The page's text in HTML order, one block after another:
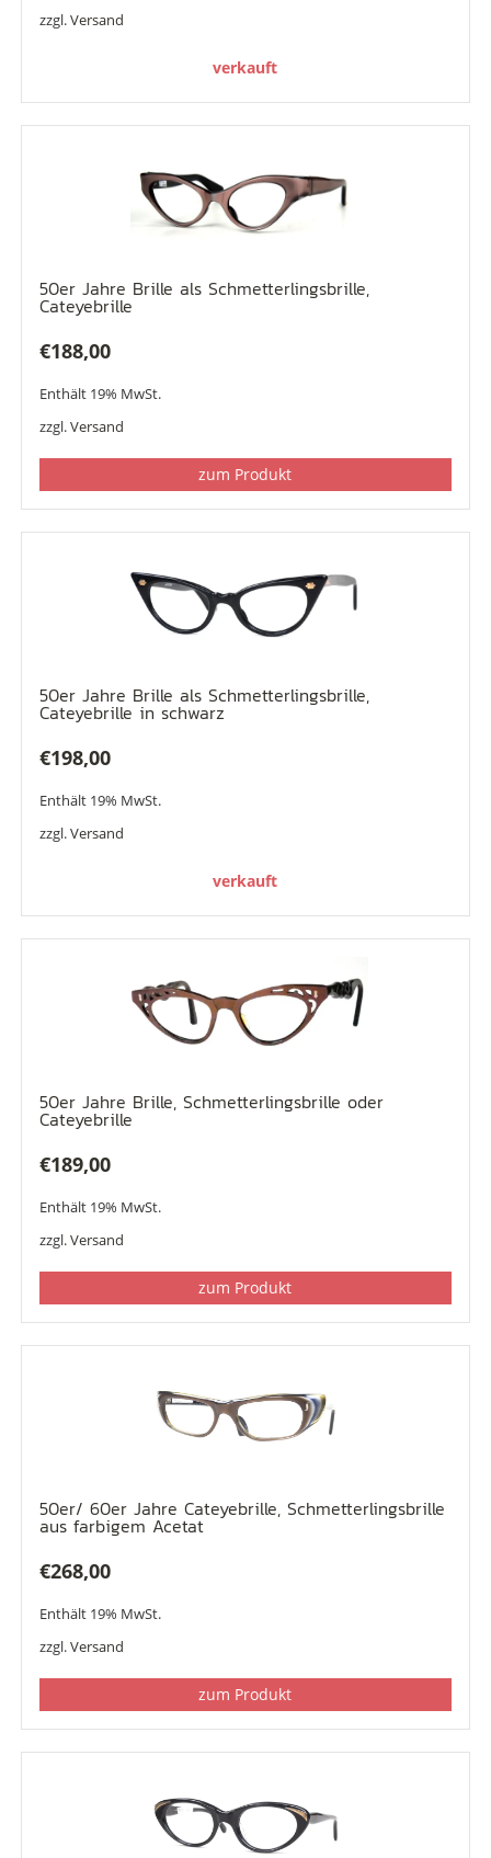
zzgl.Versand
verkauft
50er Jahre Brille als Schmetterlingsbrille,
Cateyebrille
€188,00
Enthält 19% MwSt.
zzgl.Versand
zum Produkt
50er Jahre Brille als Schmetterlingsbrille,
Cateyebrille in schwarz
€198,00
Enthält 19% MwSt.
zzgl.Versand
verkauft
50er Jahre Brille, Schmetterlingsbrille oder
Cateyebrille
€189,00
Enthält 19% MwSt.
zzgl.Versand
zum Produkt
50er/ 60er Jahre Cateyebrille, Schmetterlingsbrille
aus farbigem Acetat
€268,00
Enthält 19% MwSt.
zzgl.Versand
zum Produkt